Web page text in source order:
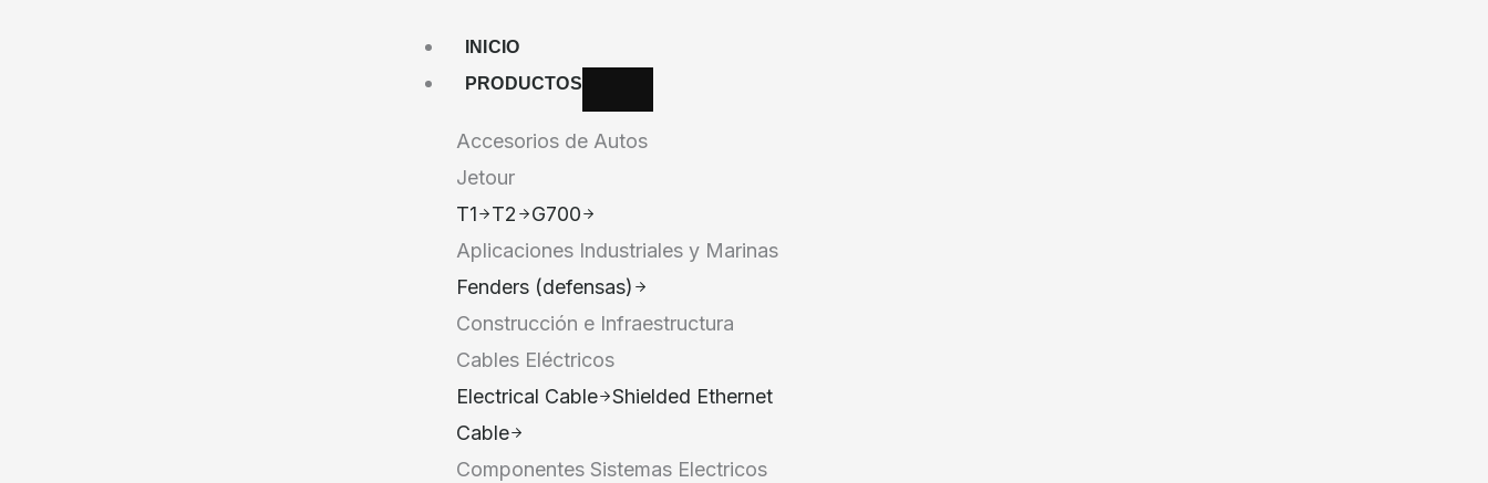
INICIO
PRODUCTOS
Accesorios de Autos
Jetour
T1
T2
G700
Aplicaciones Industriales y Marinas
Fenders (defensas)
Construcción e Infraestructura
Cables Eléctricos
Electrical Cable
Shielded Ethernet
Cable
Componentes Sistemas Electricos